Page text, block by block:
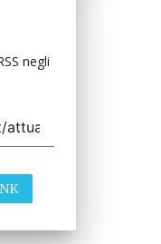
negli